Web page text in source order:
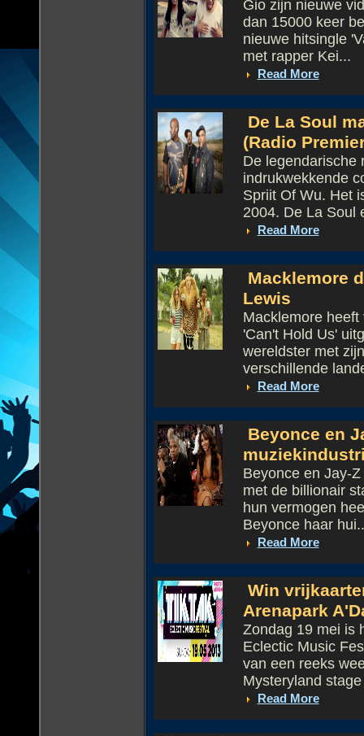
Gio zijn nieuwe
dan 15000 keer
nieuwe hitsingle
met rapper Kei...
Read More
De La Soul
(Radio
De legendarische
indrukwekkende
Spriit Of Wu. Het
2004. De La Soul
Read More
Macklemore
Lewis
Macklemore
'Can't Hold Us'
wereldster met
verschillende
Read More
Beyonce en
Beyonce en Jay-
met de billionair
hun vermogen
Beyonce haar
Read More
Win
Arenapark
Zondag 19 mei is
Eclectic Music
van een reeks
Mysteryland
Read More